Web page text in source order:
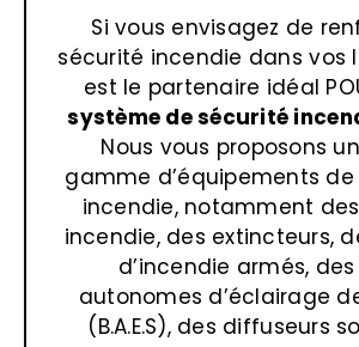
Si vous envisagez de
sécurité incendie dans vos
est le partenaire idéal
système de sécurité
Nous vous proposons
gamme d’équipements
incendie, notamment
incendie, des extincteurs,
d’incendie armés,
autonomes d’éclairage
(B.A.E.S), des diffuseurs